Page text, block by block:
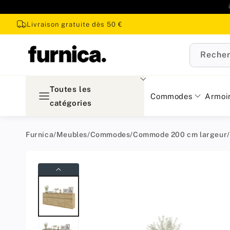
Livraison gratuite dès 50 €
Toutes les
catégories
Commodes
Furnica/Meubles/Commodes/Commode 200 cm largeur/
Passer aux